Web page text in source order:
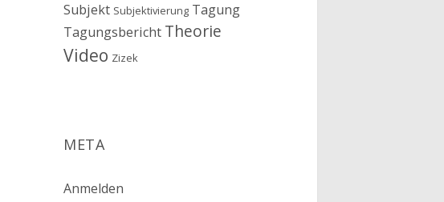
Subjekt Subjektivierung Tagung
Tagungsbericht Theorie
Video Zizek
META
Anmelden